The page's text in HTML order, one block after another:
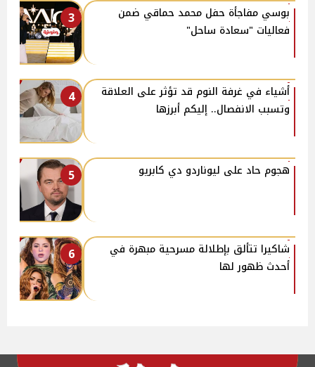
3
بوسي مفاجأة حفل محمد حماقي ضمن
فعاليات "سعادة ساحل"
4
أشياء في غرفة النوم قد تؤثر على العلاقة
وتسبب الانفصال.. إليكم أبرزها
5 هجوم حاد على ليوناردو دي كابريو
6
شاكيرا تتألق بإطلالة مسرحية مبهرة في
أحدث ظهور لها